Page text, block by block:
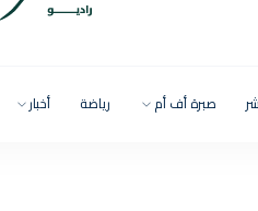
صبرة أف أم رياضة أخبار